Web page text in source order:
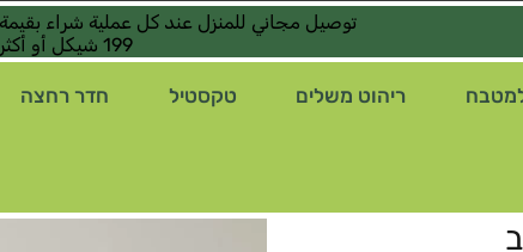
توصيل مجاني للمنزل عند كل عملية شراء بقيمة
199 شيكل أو أكثر
ריהוט משלים טקסטיל חדר רחצה